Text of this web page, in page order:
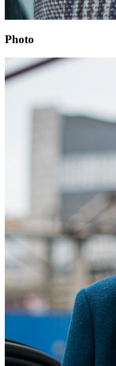
Photo